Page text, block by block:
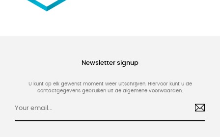
Newsletter signup
U kunt op elk gewenst moment weer uitschrijven. Hiervoor kunt u de
contactgegevens gebruiken uit de algemene voorwaarden.